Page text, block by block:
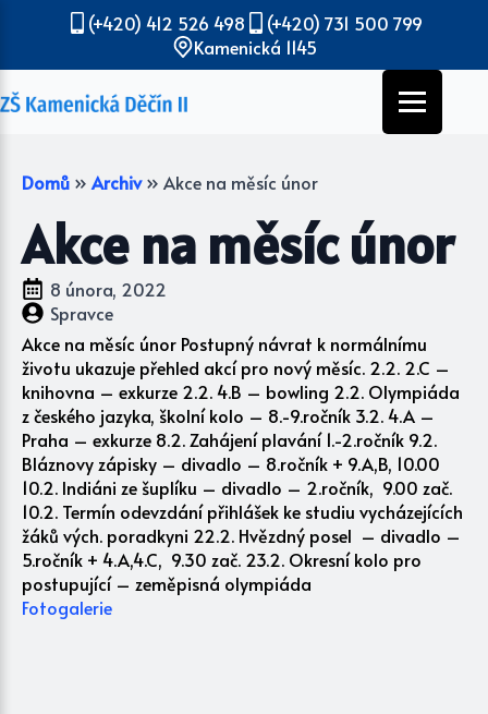
(+420) 412 526 498
(+420) 731 500 799
Kamenická 1145
Domů » Archiv » Akce na měsíc únor
Akce na měsíc únor
8 února, 2022
Spravce
Akce na měsíc únor Postupný návrat k normálnímu
životu ukazuje přehled akcí pro nový měsíc. 2.2. 2.C –
knihovna – exkurze 2.2. 4.B – bowling 2.2. Olympiáda
z českého jazyka, školní kolo – 8.-9.ročník 3.2. 4.A –
Praha – exkurze 8.2. Zahájení plavání 1.-2.ročník 9.2.
Bláznovy zápisky – divadlo – 8.ročník + 9.A,B, 10.00
10.2. Indiáni ze šuplíku – divadlo – 2.ročník, 9.00 zač.
10.2. Termín odevzdání přihlášek ke studiu vycházejících
žáků vých. poradkyni 22.2. Hvězdný posel – divadlo –
5.ročník + 4.A,4.C, 9.30 zač. 23.2. Okresní kolo pro
postupující – zeměpisná olympiáda
Fotogalerie